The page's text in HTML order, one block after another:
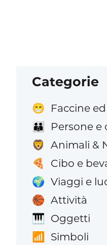
Categorie
😁 Faccine
👪 Persone e
🦁 Animali &
🍕 Cibo e
🌍 Viaggi e
🏀 Attività
🎹 Oggetti
📶 Simboli